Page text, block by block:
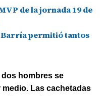
de la jornada 19 de
Barría permitió tantos
hombres se
Las cachetadas